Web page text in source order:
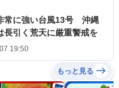
常に強い台風13号 沖縄
長引く荒天に厳重警戒を
19:50
もっと見る